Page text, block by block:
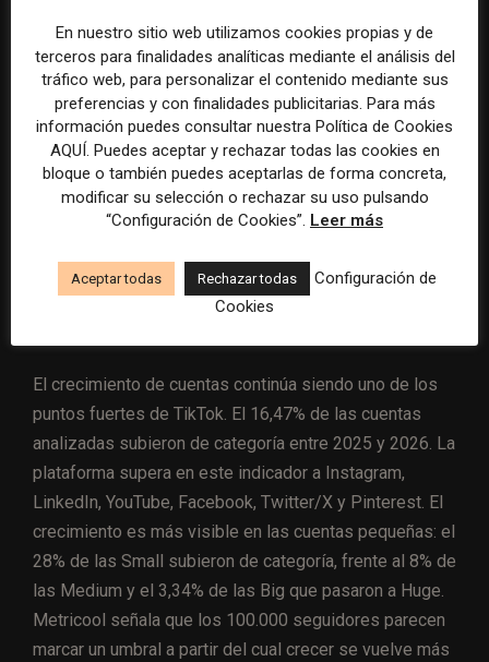
Las menciones tienen un efecto desigual según el
tamaño de la cuenta. En perfiles Tiny y Small, mencionar
a alguien en la descripción puede elevar el alcance más
de un 20% y los comentarios más de un 45%. En
cuentas de más de 100.000 seguidores, el beneficio
casi desaparece y en las Huge las menciones
coinciden con pérdidas de alcance e interacciones.
menciones pueden ayudar a conectar con otras
comunidades. Para cuentas informativas grandes, el
El crecimiento de cuentas continúa siendo uno de los
puntos fuertes de TikTok. El 16,47% de las cuentas
analizadas subieron de categoría entre 2025 y 2026. La
plataforma supera en este indicador a Instagram,
LinkedIn, YouTube, Facebook, Twitter/X y Pinterest. El
crecimiento es más visible en las cuentas pequeñas: el
28% de las Small subieron de categoría, frente al 8% de
las Medium y el 3,34% de las Big que pasaron a Huge.
Metricool señala que los 100.000 seguidores parecen
marcar un umbral a partir del cual crecer se vuelve más
En nuestro sitio web utilizamos cookies propias y de
terceros para finalidades analíticas mediante el análisis del
tráfico web, para personalizar el contenido mediante sus
preferencias y con finalidades publicitarias. Para más
información puedes consultar nuestra Política de Cookies
AQUÍ. Puedes aceptar y rechazar todas las cookies en
bloque o también puedes aceptarlas de forma concreta,
modificar su selección o rechazar su uso pulsando
“Configuración de Cookies”. Leer más
Aceptar todas Rechazar todas
Configuración de
Cookies